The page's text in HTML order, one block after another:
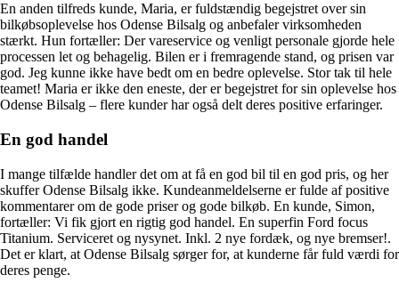
En anden tilfreds kunde, Maria, er fuldstændig begejstret over sin
bilkøbsoplevelse hos Odense Bilsalg og anbefaler virksomheden
stærkt. Hun fortæller: Der vareservice og venligt personale gjorde hele
processen let og behagelig. Bilen er i fremragende stand, og prisen var
god. Jeg kunne ikke have bedt om en bedre oplevelse. Stor tak til hele
teamet! Maria er ikke den eneste, der er begejstret for sin oplevelse hos
Odense Bilsalg – flere kunder har også delt deres positive erfaringer.
En god handel
I mange tilfælde handler det om at få en god bil til en god pris, og her
skuffer Odense Bilsalg ikke. Kundeanmeldelserne er fulde af positive
kommentarer om de gode priser og gode bilkøb. En kunde, Simon,
fortæller: Vi fik gjort en rigtig god handel. En superfin Ford focus
Titanium. Serviceret og nysynet. Inkl. 2 nye fordæk, og nye bremser!.
Det er klart, at Odense Bilsalg sørger for, at kunderne får fuld værdi for
deres penge.